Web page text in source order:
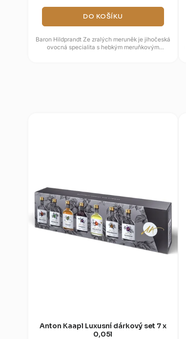
DO KOŠÍKU
Baron Hildprandt Ze zralých meruněk je jihočeská
ovocná specialita s hebkým meruňkovým
Anton Kaapl Luxusní dárkový set 7 x
0,05l